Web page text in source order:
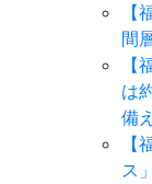
間
は
備
ス